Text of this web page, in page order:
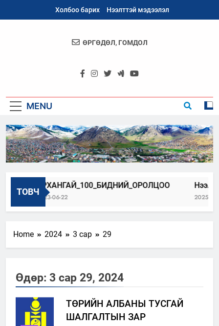
Холбоо барих Нээлттэй мэдээлэл
Архангай
ӨРГӨДӨЛ, ГОМДОЛ
MENU
ТОВЧ
АРХАНГАЙ_100_БИДНИЙ_ОРОЛЦОО
2023-06-22 2025-05-20
Home 2024 3 сар 29
Өдөр: 3 сар 29, 2024
ТӨРИЙН АЛБАНЫ ТУСГАЙ
ШАЛГАЛТЫН ЗАР